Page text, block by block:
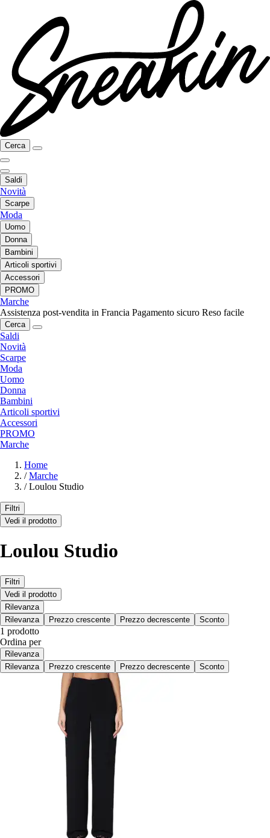
Cerca
Saldi
Novità
Scarpe
Moda
Uomo
Donna
Bambini
Articoli sportivi
Accessori
PROMO
Marche
Assistenza post-vendita in Francia Pagamento sicuro Reso facile
Cerca
Saldi
Novità
Scarpe
Moda
Uomo
Donna
Bambini
Articoli sportivi
Accessori
PROMO
Marche
Home
/ Marche
/ Loulou Studio
Filtri
Vedi il prodotto
Loulou Studio
Filtri
Vedi il prodotto
Rilevanza
Rilevanza
Prezzo crescente Prezzo decrescente Sconto
1 prodotto
Ordina per
Rilevanza
Rilevanza
Prezzo crescente Prezzo decrescente Sconto